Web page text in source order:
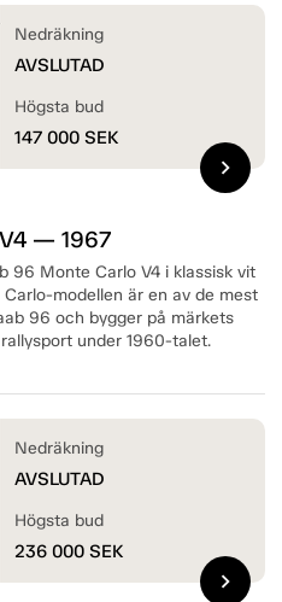
— 1967
96 Monte Carlo V4 i klassisk vit
modellen är en av de mest
96 och bygger på märkets
under 1960-talet.
Nedräkning
AVSLUTAD
Högsta bud
147 000 SEK
chevron_right
Nedräkning
AVSLUTAD
Högsta bud
236 000 SEK
chevron_right